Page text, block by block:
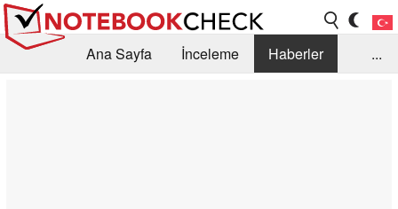
Ana Sayfa İnceleme
Haberler
...